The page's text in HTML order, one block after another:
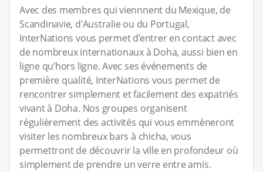
Avec des membres qui viennnent du Mexique, de
Scandinavie, d'Australie ou du Portugal,
InterNations vous permet d’entrer en contact avec
de nombreux internationaux à Doha, aussi bien en
ligne qu’hors ligne. Avec ses événements de
première qualité, InterNations vous permet de
rencontrer simplement et facilement des expatriés
vivant à Doha. Nos groupes organisent
régulièrement des activités qui vous emmèneront
visiter les nombreux bars à chicha, vous
permettront de découvrir la ville en profondeur où
simplement de prendre un verre entre amis.